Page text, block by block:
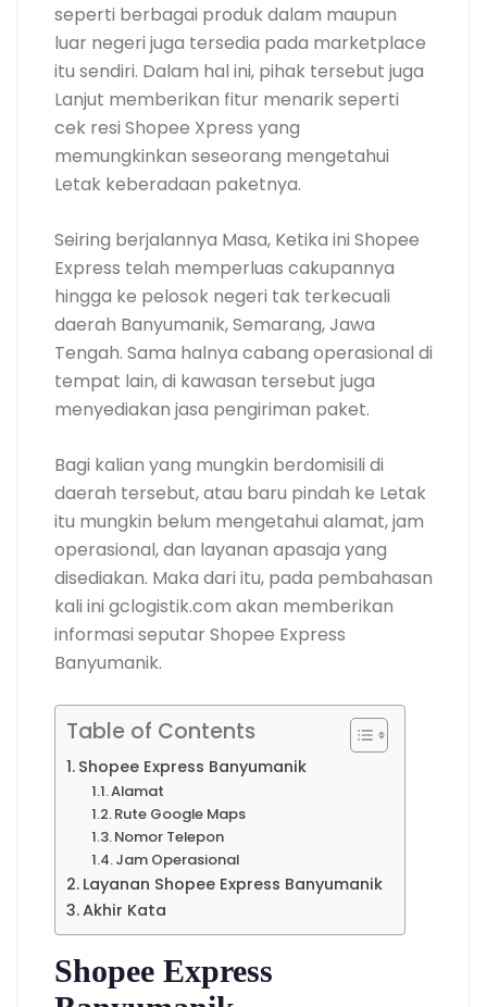
seperti berbagai produk dalam maupun
luar negeri juga tersedia pada marketplace
itu sendiri. Dalam hal ini, pihak tersebut juga
Lanjut memberikan fitur menarik seperti
cek resi Shopee Xpress yang
memungkinkan seseorang mengetahui
Letak keberadaan paketnya.
Seiring berjalannya Masa, Ketika ini Shopee
Express telah memperluas cakupannya
hingga ke pelosok negeri tak terkecuali
daerah Banyumanik, Semarang, Jawa
Tengah. Sama halnya cabang operasional di
tempat lain, di kawasan tersebut juga
menyediakan jasa pengiriman paket.
Bagi kalian yang mungkin berdomisili di
daerah tersebut, atau baru pindah ke Letak
itu mungkin belum mengetahui alamat, jam
operasional, dan layanan apasaja yang
disediakan. Maka dari itu, pada pembahasan
kali ini gclogistik.com akan memberikan
informasi seputar Shopee Express
Banyumanik.
Table of Contents
Shopee Express Banyumanik
Alamat
Rute Google Maps
Nomor Telepon
Jam Operasional
Layanan Shopee Express Banyumanik
Akhir Kata
Shopee Express